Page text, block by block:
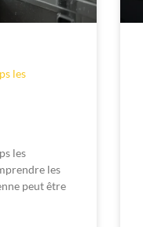
les
les
les
peut être